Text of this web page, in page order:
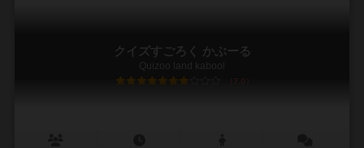
クイズすごろく かぶーる
Quizoo land kabool
7.0